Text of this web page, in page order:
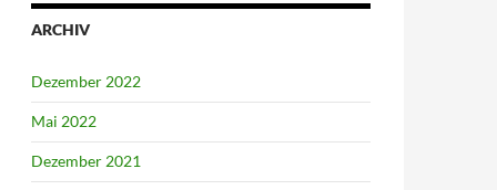
ARCHIV
Dezember 2022
Mai 2022
Dezember 2021